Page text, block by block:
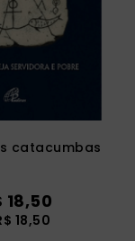
catacumbas
18,50
18,50